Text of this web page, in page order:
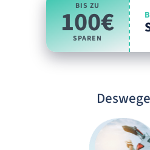
BIS ZU
100€
SPAREN